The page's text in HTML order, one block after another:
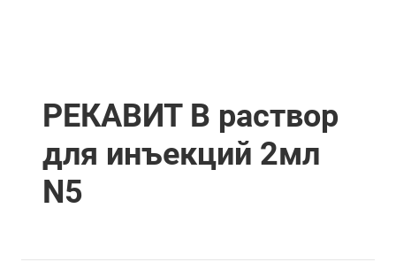
РЕКАВИТ В раствор
для инъекций 2мл
N5